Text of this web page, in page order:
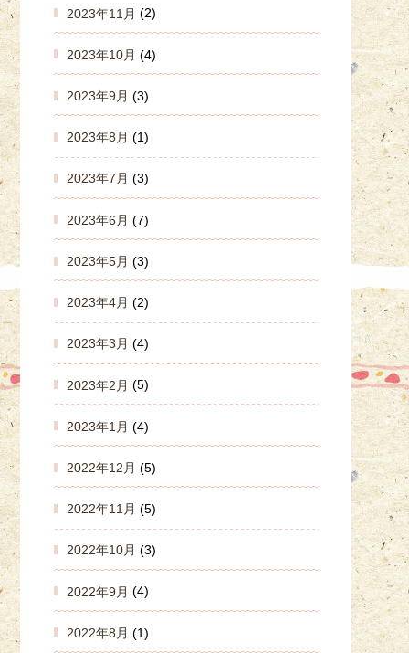
2023年11月 (2)
2023年10月 (4)
2023年9月 (3)
2023年8月 (1)
2023年7月 (3)
2023年6月 (7)
2023年5月 (3)
2023年4月 (2)
2023年3月 (4)
2023年2月 (5)
2023年1月 (4)
2022年12月 (5)
2022年11月 (5)
2022年10月 (3)
2022年9月 (4)
2022年8月 (1)